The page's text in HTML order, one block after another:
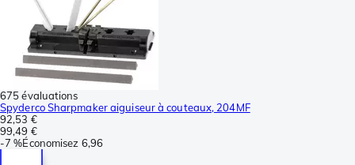
675 évaluations
Spyderco Sharpmaker aiguiseur à couteaux, 204MF
92,53 €
99,49 €
-7 %Économisez 6,96